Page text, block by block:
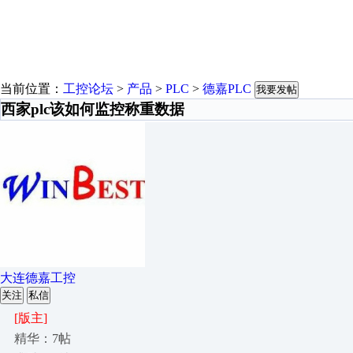
当前位置： 工控论坛 > 产品 > PLC > 德嘉PLC 我要发帖
西家plc该如何监控称重数据
大连德嘉工控
关注 私信
[版主]
精华：7帖